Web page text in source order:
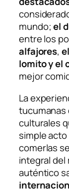
mundo;el
entre los
alfajores,
lomito y el
mejor
La
tucumanas
culturales
simple
comerlas
integral del
auténtico